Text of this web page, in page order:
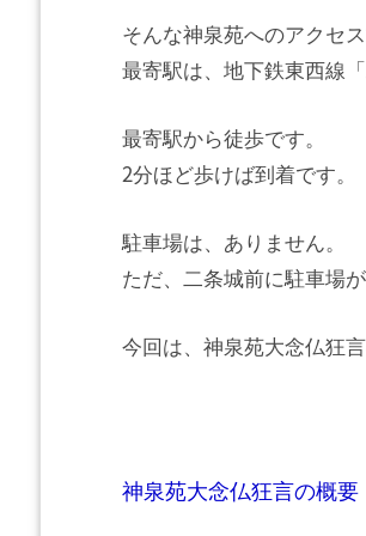
そんな神泉苑へのアクセ
最寄駅は、地下鉄東西線
最寄駅から徒歩です。
2分ほど歩けば到着です。
駐車場は、ありません。
ただ、二条城前に駐車場が
今回は、神泉苑大念仏狂言
神泉苑大念仏狂言の概要